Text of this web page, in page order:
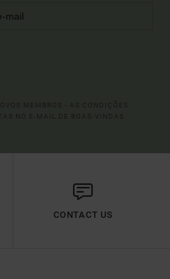
CONTACT US